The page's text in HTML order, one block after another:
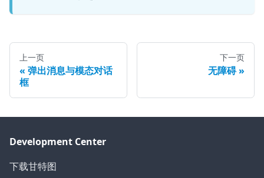
上一页
弹出消息与模态对话
框
下一页
无障碍
Development Center
下载甘特图